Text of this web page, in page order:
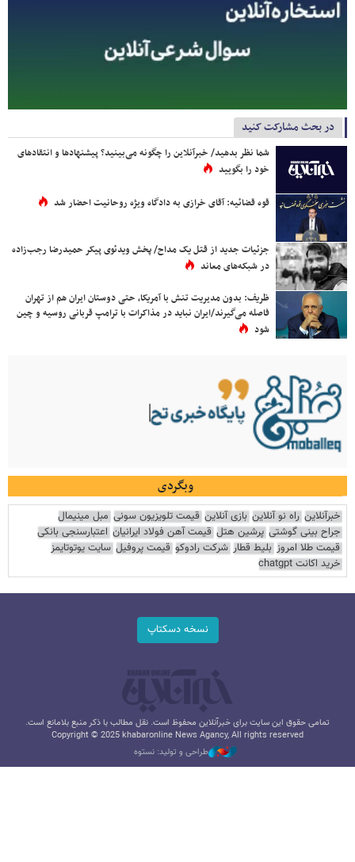
در بحث مشارکت کنید
شما نظر بدهید/ خبرآنلاین را چگونه می‌بینید؟ پیشنهادها و انتقادهای
خود را بگویید
قوه قضائیه: آقای خرازی به دادگاه ویژه روحانیت احضار شد
جزئیات جدید از قتل یک مداح/ پخش ویدئوی پیکر حمیدرضا رجب‌زاده
در شبکه‌های معاند
ظریف: بدون مدیریت تنش با آمریکا، حتی دوستان ایران هم از تهران
فاصله می‌گیرند/ایران نباید در مذاکرات با ترامپ قربانی روسیه و چین
شود
وبگردی
خبرآنلاین راه نو آنلاین بازی آنلاین قیمت تلویزیون سونی مبل مینیمال
جراح بینی گوشتی پرشین هتل قیمت آهن فولاد ایرانیان اعتبارسنجی بانکی
قیمت طلا امروز بلیط قطار شرکت رادوکو قیمت پروفیل سایت یوتوتایمز
خرید اکانت chatgpt
نسخه دسکتاپ
تمامی حقوق این سایت برای خبرآنلاین محفوظ است. نقل مطالب با ذکر منبع بلامانع است.
Copyright © 2025 khabaronline News Agancy, All rights reserved
طراحی و تولید: نستوه